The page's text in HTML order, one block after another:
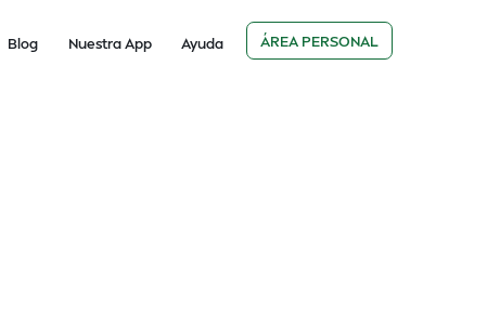
Blog Nuestra App Ayuda ÁREA PERSONAL